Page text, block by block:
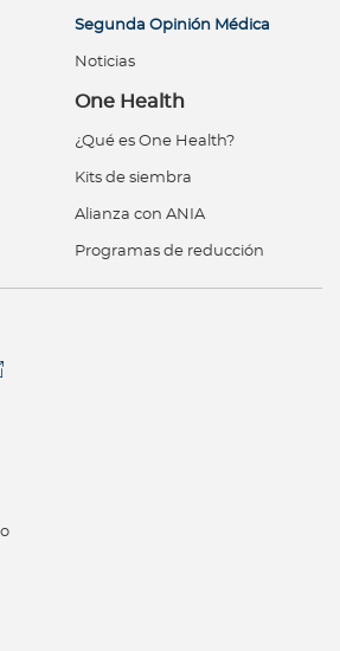
Segunda Opinión Médica
Noticias
One Health
¿Qué es One Health?
Kits de siembra
Alianza con ANIA
Programas de reducción